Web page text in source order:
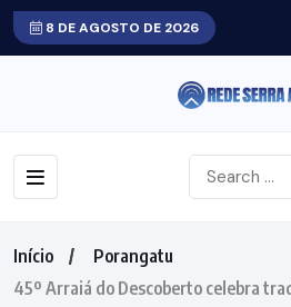
8 DE AGOSTO DE 2026
Início
Porangatu
45º Arraiá do Descoberto celebra